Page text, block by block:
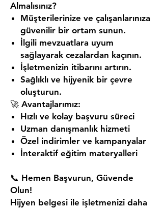
Almalısınız?
Müşterilerinize ve çalışanlarınıza
güvenilir bir ortam sunun.
İlgili mevzuatlara uyum
sağlayarak cezalardan kaçının.
İşletmenizin itibarını artırın.
Sağlıklı ve hijyenik bir çevre
oluşturun.
🚀 Avantajlarımız:
Hızlı ve kolay başvuru süreci
Uzman danışmanlık hizmeti
Özel indirimler ve kampanyalar
İnteraktif eğitim materyalleri
📞 Hemen Başvurun, Güvende
Olun!
Hijyen belgesi ile işletmenizi daha